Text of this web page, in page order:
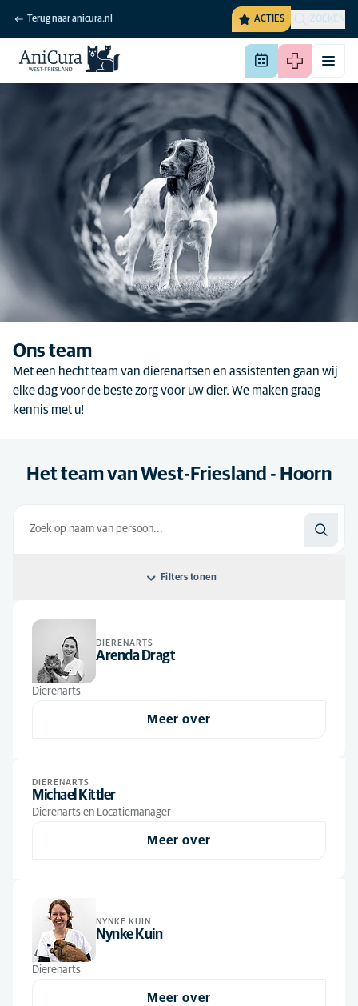
Terug naar anicura.nl ACTIES ZOEKEN
Ons team
Met een hecht team van dierenartsen en assistenten gaan wij
elke dag voor de beste zorg voor uw dier. We maken graag
kennis met u!
Het team van West-Friesland - Hoorn
Filters tonen
Sorteer op: Standaard
Standaard
Alfabetisch
Alle functies
Dierenarts
DIERENARTS
Arenda Dragt
Dierenarts
Meer over
DIERENARTS
Michael Kittler
Dierenarts en Locatiemanager
Meer over
NYNKE KUIN
Nynke Kuin
Dierenarts
Meer over